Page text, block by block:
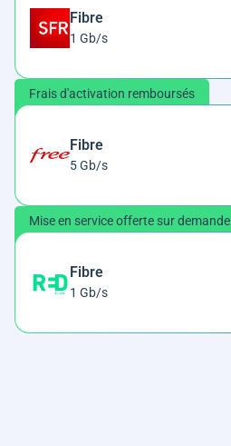
Fibre
1 Gb/s
Frais d'activation remboursés
Fibre
5 Gb/s
Mise en service offerte sur demande
Fibre
1 Gb/s